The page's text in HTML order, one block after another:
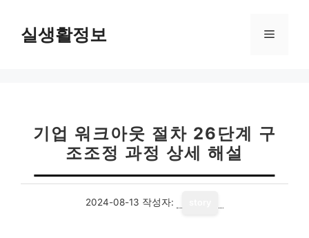
실생활정보 메
기업 워크아웃 절차 26단계 구
조조정 과정 상세 해설
2024-08-13 작성자: